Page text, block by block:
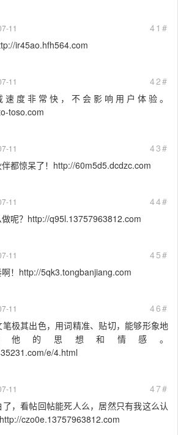
11
41#
ir45ao.hfh564.com
11
42#
速度非常快，不会影响用户体验。
toso.com
11
43#
都惊呆了！http://60m5d5.dcdzc.com
11
44#
呢？http://q95l.13757963812.com
11
45#
！http://5qk3.tongbanjiang.com
11
46#
极其出色，用词精准、贴切，能够形象地
他的思想和情感。
e/4.html
11
47#
，看帖回帖能死人么，居然只有我这么认
czo0e.13757963812.com